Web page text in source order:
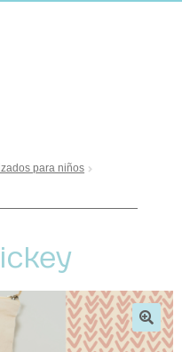
para niños
🔍